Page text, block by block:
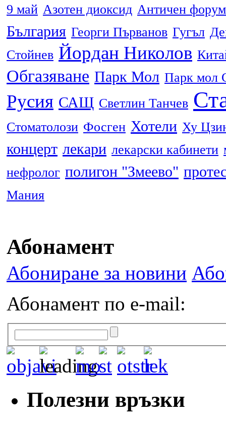
9 май Азотен диоксид Античен форум
България Георги Първанов Гугъл
Стойнев Йордан Николов
Обгазяване Парк Мол Парк мол
Русия САЩ Светлин Танчев
Стоматолози Фосген Хотели Ху
концерт лекари лекарски кабинети
нефролог полигон "Змеево"
Мания
Абонамент
Абониране за новини
Абонамент по e-mail:
Полезни връзки